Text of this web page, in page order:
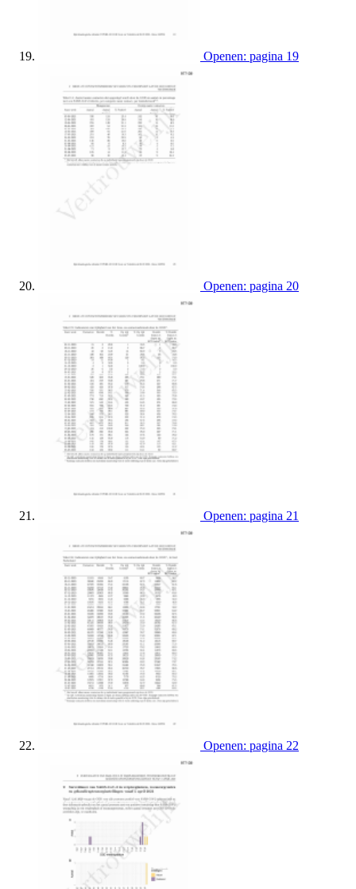
Openen: pagina 19
Openen: pagina 20
Openen: pagina 21
Openen: pagina 22